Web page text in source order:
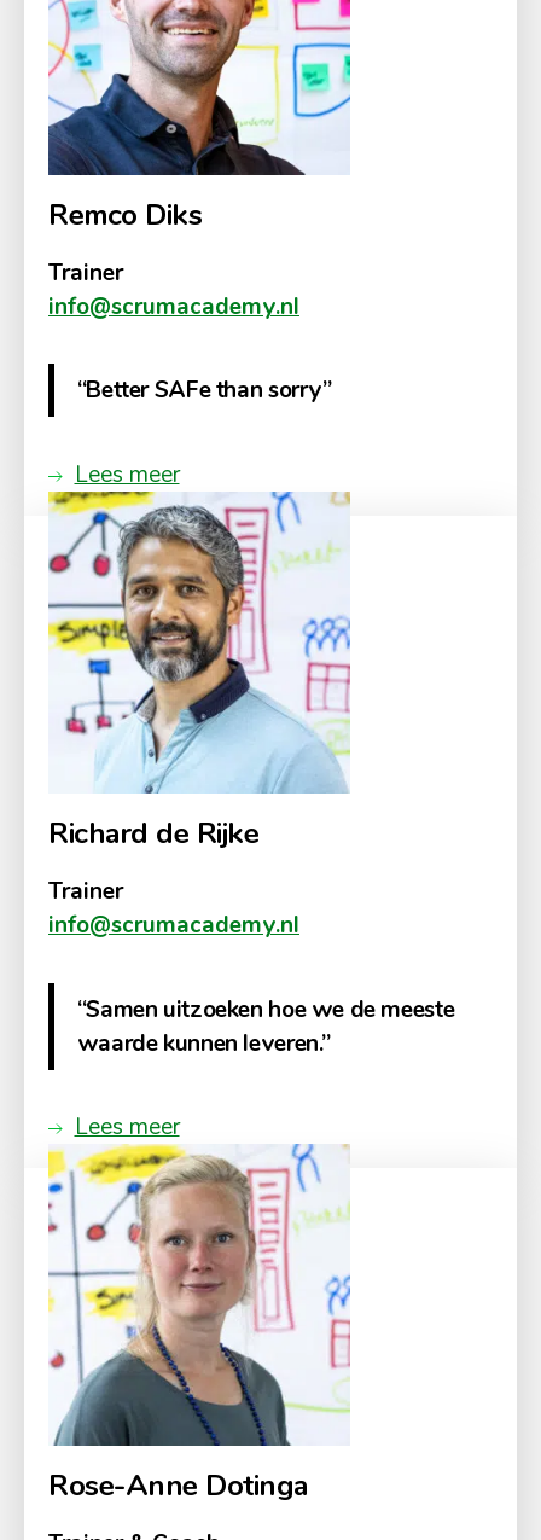
Remco Diks
Trainer
info@scrumacademy.nl
“Better SAFe than sorry”
Lees meer
Richard de Rijke
Trainer
info@scrumacademy.nl
“Samen uitzoeken hoe we de meeste
waarde kunnen leveren.”
Lees meer
Rose-Anne Dotinga